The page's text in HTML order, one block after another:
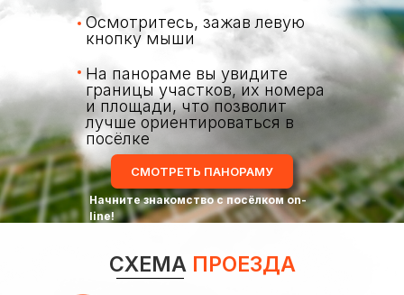
На панораме вы увидите
границы участков, их номера
и площади, что позволит
лучше ориентироваться в
посёлке
Осмотритесь, зажав левую
кнопку мыши
СМОТРЕТЬ ПАНОРАМУ
Начните знакомство с посёлком on-
line!
СХЕМА ПРОЕЗДА